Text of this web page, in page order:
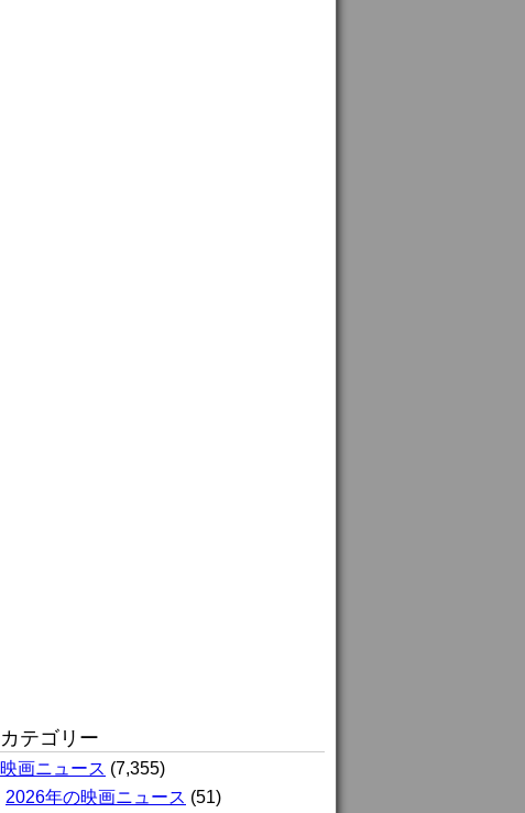
カテゴリー
映画ニュース (7,355)
2026年の映画ニュース (51)